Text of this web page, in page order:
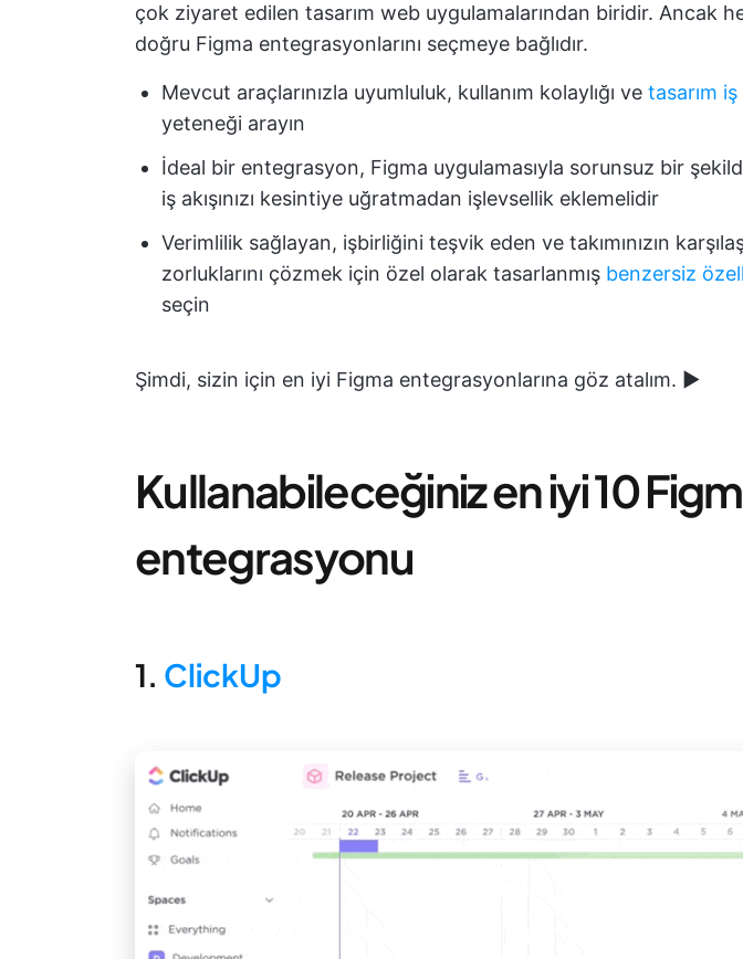
çok ziyaret edilen tasarım web uygulamalarından biridir. Ancak
doğru Figma entegrasyonlarını seçmeye bağlıdır.
Mevcut araçlarınızla uyumluluk, kullanım kolaylığı ve tasarım iş
yeteneği arayın
İdeal bir entegrasyon, Figma uygulamasıyla sorunsuz bir
iş akışınızı kesintiye uğratmadan işlevsellik eklemelidir
Verimlilik sağlayan, işbirliğini teşvik eden ve takımınızın
zorluklarını çözmek için özel olarak tasarlanmış benzersiz
seçin
Şimdi, sizin için en iyi Figma entegrasyonlarına göz atalım. ▶️
Kullanabileceğiniz en iyi 10
entegrasyonu
1. ClickUp